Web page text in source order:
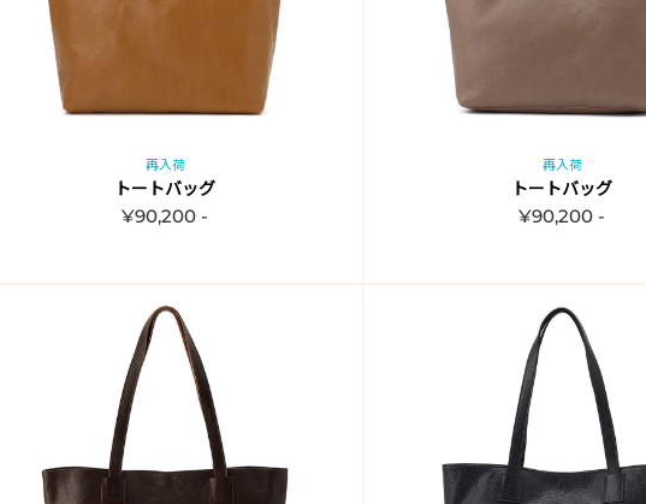
再入荷
トートバッグ
¥90,200 -
再入荷
トートバッグ
¥90,200 -